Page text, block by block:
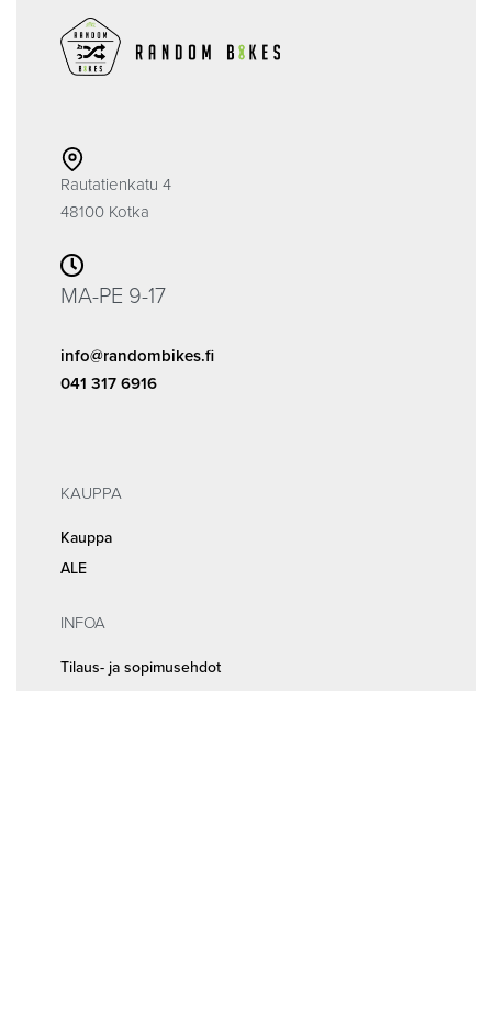
Rautatienkatu 4
48100 Kotka
MA-PE 9-17
info@randombikes.fi
041 317 6916
KAUPPA
Kauppa
ALE
INFOA
Tilaus- ja sopimusehdot